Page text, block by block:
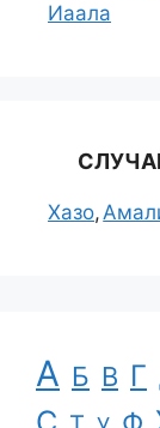
Иаала
Хазо
А Б В Г